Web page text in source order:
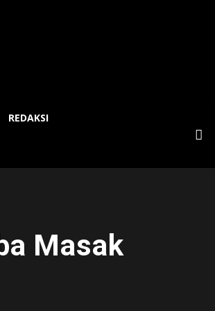
REDAKSI
Masak